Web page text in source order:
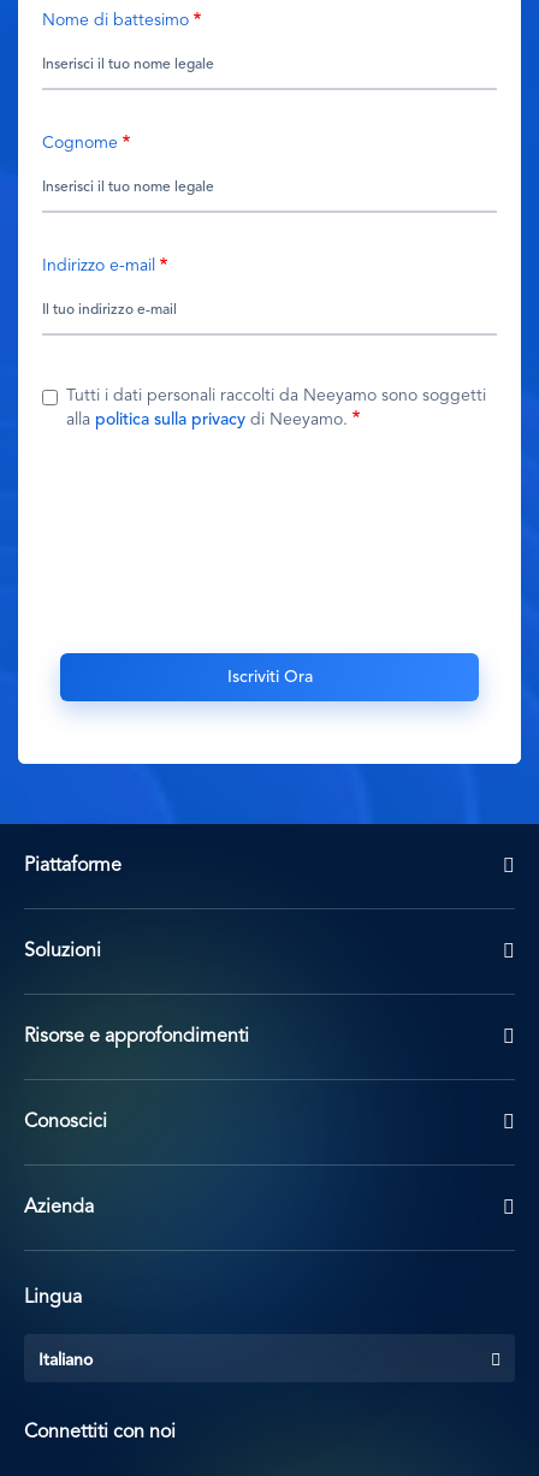
Nome di battesimo
Cognome
Indirizzo e-mail
Tutti i dati personali raccolti da Neeyamo sono soggetti
alla politica sulla privacy di Neeyamo.
Piattaforme
Soluzioni
Risorse e approfondimenti
Conoscici
Azienda
Lingua
Italiano
Connettiti con noi